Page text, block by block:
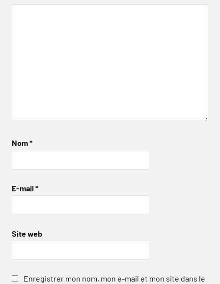
Nom*
E-mail *
Site web
Enregistrer mon nom, mon e-mail et mon site dans le